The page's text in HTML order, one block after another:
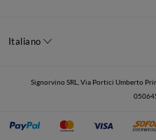
Italiano
Signorvino SRL, Via Portici Umberto